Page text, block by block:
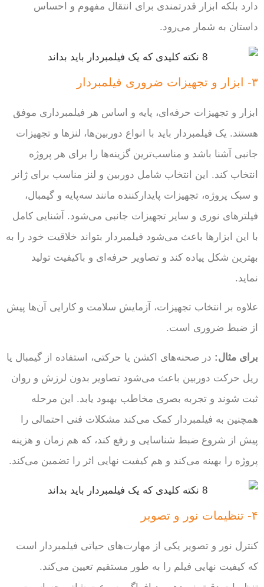
دارد بلکه ابزار قدرتمندی برای انتقال مفهوم و احساس
داستان به شمار می‌رود.
۳- ابزار و تجهیزات ضروری فیلمبردار
ابزار و تجهیزات حرفه‌ای، پایه و اساس هر فیلمبرداری موفق
هستند. یک فیلمبردار باید با انواع دوربین‌ها، لنزها و تجهیزات
جانبی آشنا باشد و مناسب‌ترین گزینه‌ها را برای هر پروژه
انتخاب کند. این انتخاب شامل دوربین و لنز مناسب برای ژانر
و سبک پروژه، تجهیزات پایدارکننده مانند سه‌پایه و گیمبال،
فیلترهای نوری و سایر تجهیزات جانبی می‌شود. آشنایی کامل
با این ابزارها باعث می‌شود فیلمبردار بتواند خلاقیت خود را به
بهترین شکل پیاده کند و تصاویر حرفه‌ای و باکیفیت تولید
نماید.
علاوه بر انتخاب تجهیزات، آزمایش سلامت و کارایی آن‌ها پیش
از ضبط ضروری است.
برای مثال: در صحنه‌های اکشن یا حرکتی، استفاده از گیمبال یا
ریل حرکت دوربین باعث می‌شود تصاویر بدون لرزش و روان
ثبت شوند و تجربه بصری مخاطب بهبود یابد. این مرحله
همچنین به فیلمبردار کمک می‌کند مشکلات فنی احتمالی را
پیش از شروع ضبط شناسایی و رفع کند، که هم زمان و هزینه
پروژه را بهینه می‌کند و هم کیفیت نهایی اثر را تضمین می‌کند.
۴- تنظیمات نور و تصویر
کنترل نور و تصویر یکی از مهارت‌های حیاتی فیلمبردار است
که کیفیت نهایی فیلم را به طور مستقیم تعیین می‌کند.